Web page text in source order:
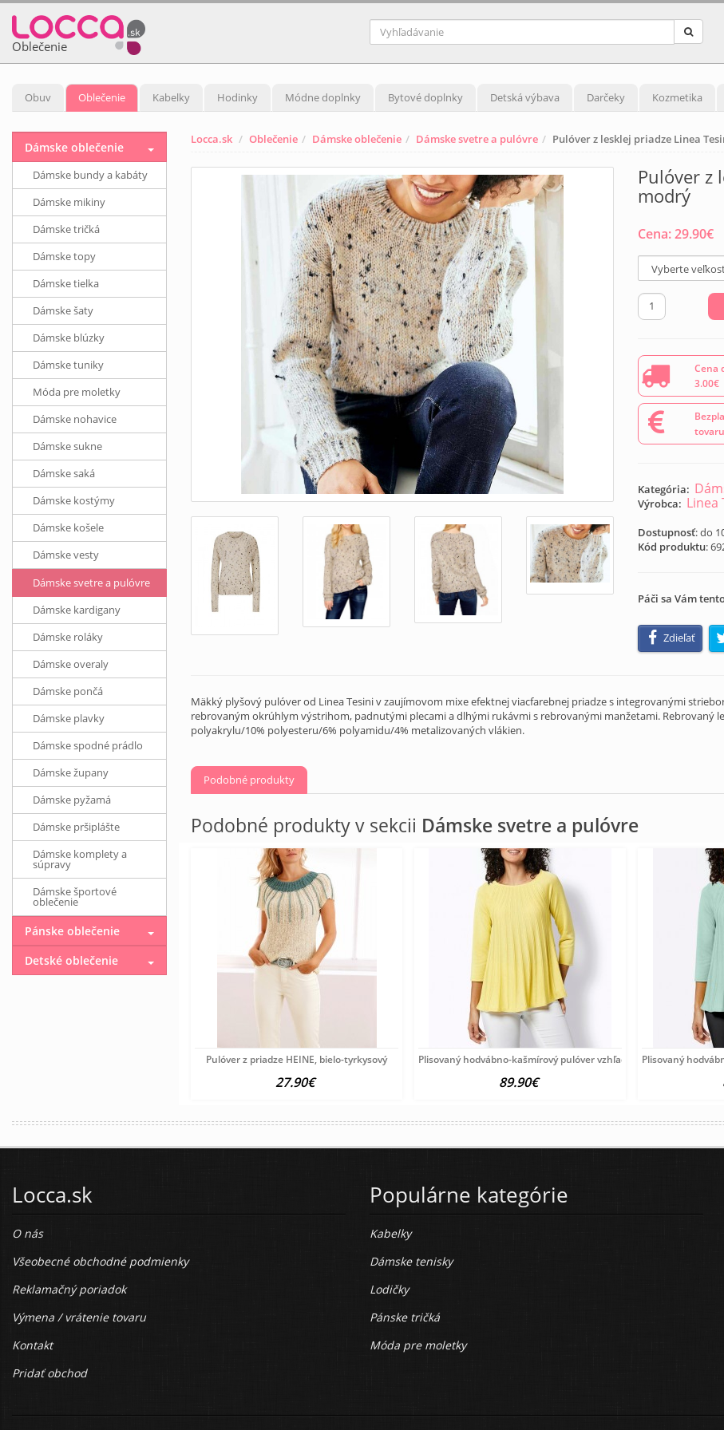
Oblečenie
Obuv Oblečenie Kabelky Hodinky Módne doplnky Bytové doplnky Detská výbava Darčeky Kozmetika
Locca.sk Oblečenie Dámske oblečenie Dámske svetre a pulóvre Pulóver z lesklej priadze Linea
Pulóver z
modrý
Cena:29.90€
Cena
3.00€
Kategória:
Výrobca: Linea
Dostupnosť: do
Kód produktu:
Páči sa Vám
Zdieľať
Mäkký plyšový pulóver od Linea Tesini v zaujímovom mixe efektnej viacfarebnej priadze s integrovanými
rebrovaným okrúhlym výstrihom, padnutými plecami a dlhými rukávmi s rebrovanými manžetami. Rebrovaný
polyakrylu/10% polyesteru/6% polyamidu/4% metalizovaných vlákien.
Podobné produkty
Podobné produkty v sekcii Dámske svetre a pulóvre
Pulóver z priadze HEINE, bielo-tyrkysový
27.90€
Plisovaný hodvábno-kašmírový pulóver vzhľadom Création
89.90€
Plisovaný
Dámske oblečenie
Dámske bundy a kabáty
Dámske mikiny
Dámske tričká
Dámske topy
Dámske tielka
Dámske šaty
Dámske blúzky
Dámske tuniky
Móda pre moletky
Dámske nohavice
Dámske sukne
Dámske saká
Dámske kostýmy
Dámske košele
Dámske vesty
Dámske svetre a pulóvre
Dámske kardigany
Dámske roláky
Dámske overaly
Dámske pončá
Dámske plavky
Dámske spodné prádlo
Dámske župany
Dámske pyžamá
Dámske pršiplášte
Dámske komplety a
súpravy
Dámske športové
oblečenie
Pánske oblečenie
Detské oblečenie
Locca.sk
O nás
Všeobecné obchodné podmienky
Reklamačný poriadok
Výmena / vrátenie tovaru
Kontakt
Pridať obchod
Populárne kategórie
Kabelky
Dámske tenisky
Lodičky
Pánske tričká
Móda pre moletky